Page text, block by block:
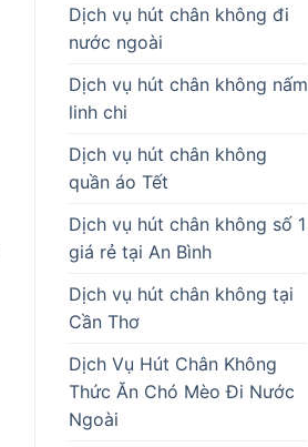
Dịch vụ hút chân không đi
nước ngoài
Dịch vụ hút chân không nấm
linh chi
Dịch vụ hút chân không
quần áo Tết
Dịch vụ hút chân không số 1
giá rẻ tại An Bình
Dịch vụ hút chân không tại
Cần Thơ
Dịch Vụ Hút Chân Không
Thức Ăn Chó Mèo Đi Nước
Ngoài